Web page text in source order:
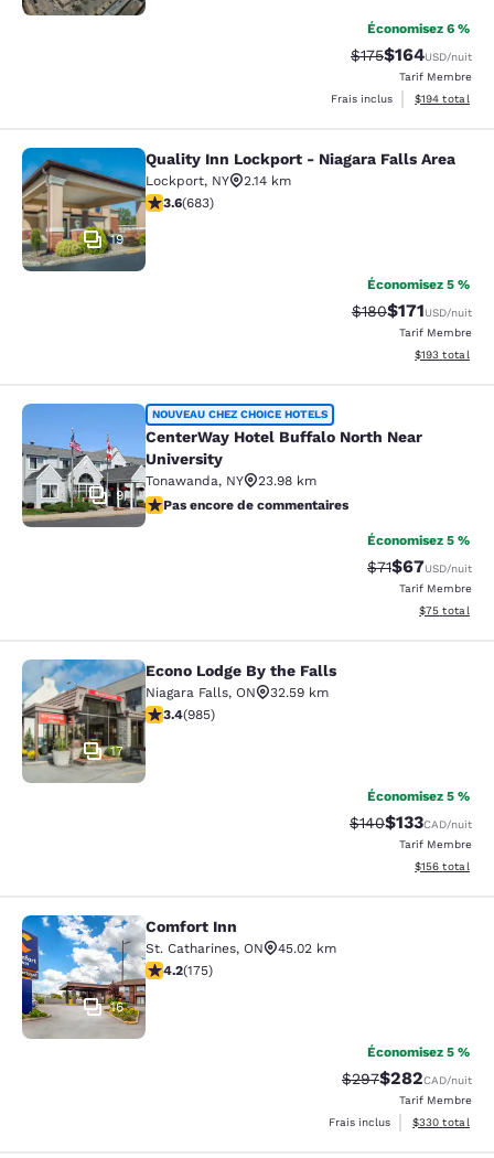
Économisez 6 %
Tarif barré :
$175Tarif réduit :
$164USD/nuit
Tarif Membre
Frais inclus
Afficher les
$194 total
Quality Inn Lockport - Niagara Falls
19
Quality Inn Lockport - Niagara Falls Area
Lockport, NY
2.14 km
3.59 étoiles. Bien. 683 commentaires
3.6(683)
Économisez 5 %
Tarif barré :
$180Tarif réduit :
$171USD/nuit
Tarif Membre
Afficher les
$193 total
CenterWay Hotel Buffalo North
9
NOUVEAU CHEZ CHOICE HOTELS
CenterWay Hotel Buffalo North Near
University
Tonawanda, NY
23.98 km
Pas encore de commentaires
Pas encore de commentaires
Économisez 5 %
Tarif barré :
$71Tarif réduit :
$67USD/nuit
Tarif Membre
Afficher les
$75 total
Econo Lodge By the Falls
17
Econo Lodge By the Falls
Niagara Falls, ON
32.59 km
3.37 étoiles. Bien. 985 commentaires
3.4(985)
Économisez 5 %
Tarif barré :
$140Tarif réduit :
$133CAD/nuit
Tarif Membre
Afficher les
$156 total
Comfort Inn
16
Comfort Inn
St. Catharines, ON
45.02 km
4.22 étoiles. Excellent. 175 commentaires
4.2(175)
Économisez 5 %
Tarif barré :
$297Tarif réduit :
$282CAD/nuit
Tarif Membre
Frais inclus
Afficher les
$330 total